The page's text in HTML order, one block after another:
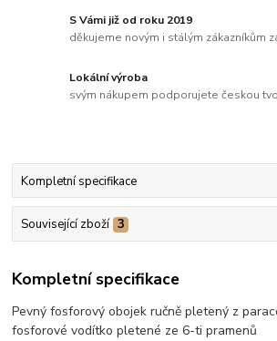
S Vámi již od roku 2019
děkujeme novým i stálým zákazníkům
Lokální výroba
svým nákupem podporujete českou
Kompletní specifikace
Související zboží 3
Kompletní specifikace
Pevný fosforový obojek ručně pletený z
fosforové vodítko pletené ze 6-ti pramenů